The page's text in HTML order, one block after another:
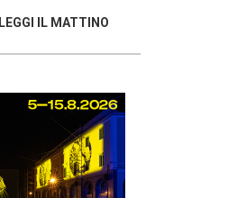
LEGGI IL MATTINO